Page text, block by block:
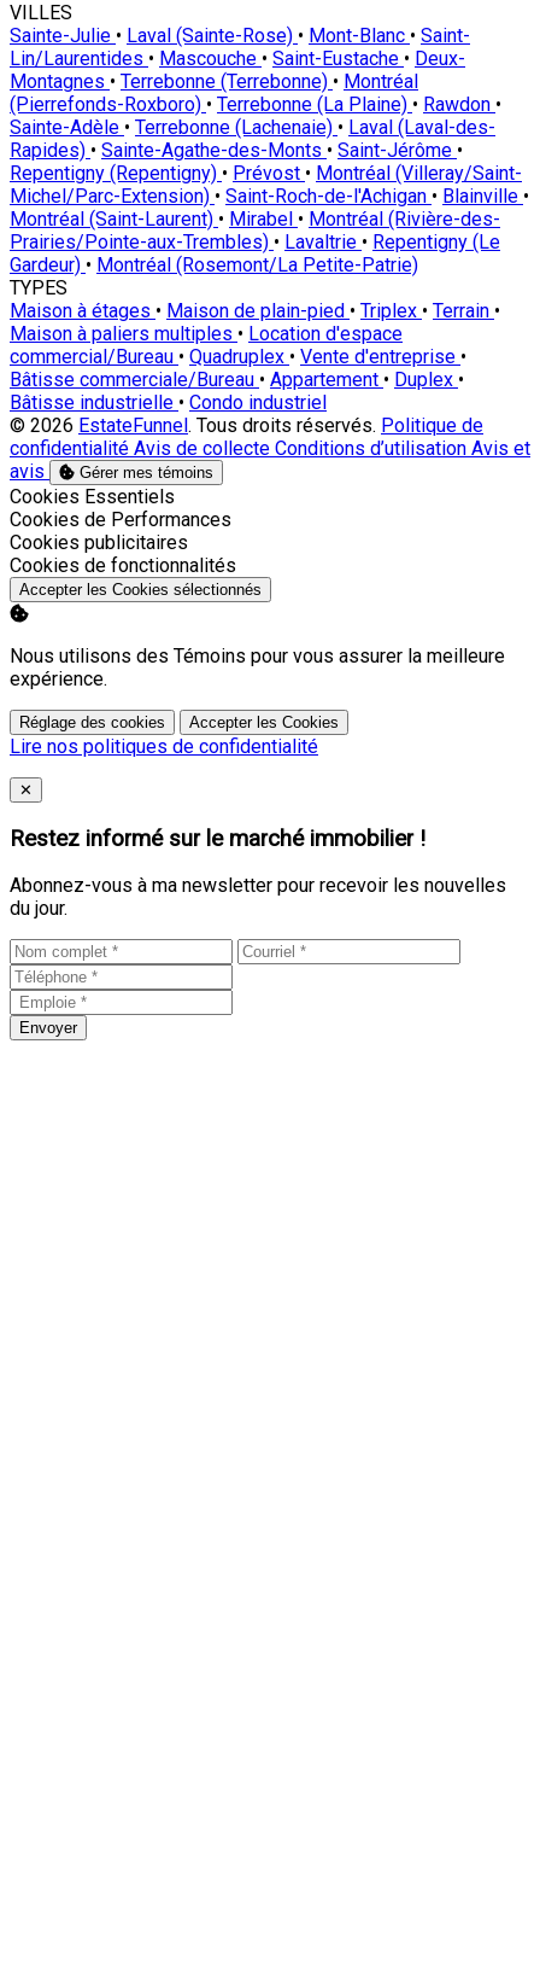
VILLES
Sainte-Julie • Laval (Sainte-Rose) • Mont-Blanc • Saint-
Lin/Laurentides • Mascouche • Saint-Eustache • Deux-
Montagnes • Terrebonne (Terrebonne) • Montréal
(Pierrefonds-Roxboro) • Terrebonne (La Plaine) • Rawdon •
Sainte-Adèle • Terrebonne (Lachenaie) • Laval (Laval-des-
Rapides) • Sainte-Agathe-des-Monts • Saint-Jérôme •
Repentigny (Repentigny) • Prévost • Montréal (Villeray/Saint-
Michel/Parc-Extension) • Saint-Roch-de-l'Achigan • Blainville •
Montréal (Saint-Laurent) • Mirabel • Montréal (Rivière-des-
Prairies/Pointe-aux-Trembles) • Lavaltrie • Repentigny (Le
Gardeur) • Montréal (Rosemont/La Petite-Patrie)
TYPES
Maison à étages • Maison de plain-pied • Triplex • Terrain •
Maison à paliers multiples • Location d'espace
commercial/Bureau • Quadruplex • Vente d'entreprise •
Bâtisse commerciale/Bureau • Appartement • Duplex •
Bâtisse industrielle • Condo industriel
© 2026 EstateFunnel. Tous droits réservés. Politique de
confidentialité Avis de collecte Conditions d’utilisation Avis et
avis
Gérer mes témoins
Activer
Cookies Essentiels
Activer
Cookies de Performances
Activer
Cookies publicitaires
Activer
Cookies de fonctionnalités
Accepter les Cookies sélectionnés
Nous utilisons des Témoins pour vous assurer la meilleure
expérience.
Réglage des cookies Accepter les Cookies
Lire nos politiques de confidentialité
Close
✕
Restez informé sur le marché immobilier !
Abonnez-vous à ma newsletter pour recevoir les nouvelles
du jour.
Envoyer